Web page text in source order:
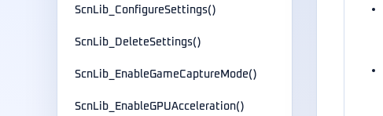
ScnLib_ConfigureSettings()
ScnLib_DeleteSettings()
ScnLib_EnableGameCaptureMode()
ScnLib_EnableGPUAcceleration()